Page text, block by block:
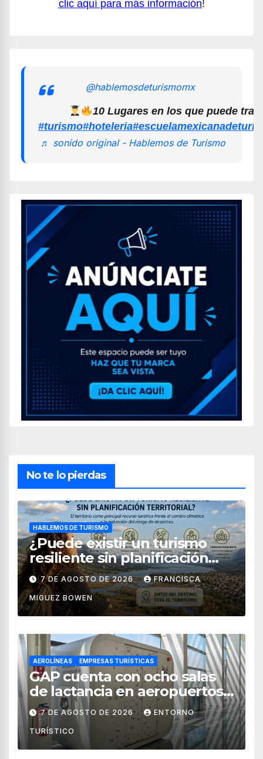
clic aquí para más información!
@hablemosdeturismomx
10 Lugares en los que puede
#turismo#hoteleria
♬ sonido original - Hablemos de Turismo
No te lo pierdas
HABLEMOS DE TURISMO
¿Puede existir un turismo
resiliente sin planificación
territorial?
7 DE AGOSTO DE 2026 FRANCISCA
MIGUEZ BOWEN
AEROLÍNEAS EMPRESAS TURÍSTICAS
GAP cuenta con ocho salas
de lactancia en aeropuertos
de México
7 DE AGOSTO DE 2026 ENTORNO
TURÍSTICO